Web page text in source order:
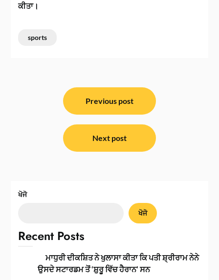
ਕੀਤਾ।
sports
Previous post
Next post
ਖੋਜੋ
ਖੋਜੋ
Recent Posts
ਮਾਧੁਰੀ ਦੀਕਸ਼ਿਤ ਨੇ ਖੁਲਾਸਾ ਕੀਤਾ ਕਿ ਪਤੀ ਸ਼੍ਰੀਰਾਮ ਨੇਨੇ
ਉਸਦੇ ਸਟਾਰਡਮ ਤੋਂ ‘ਸ਼ੁਰੂ ਵਿੱਚ ਹੈਰਾਨ’ ਸਨ